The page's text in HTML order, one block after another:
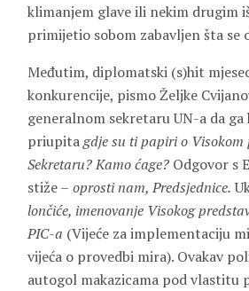
klimanjem glave ili nekim drugim
primijetio sobom zabavljen šta se
Međutim, diplomatski (s)hit
konkurencije, pismo Željke
generalnom sekretaru UN-a da ga
priupitagdje su ti papiri o Visokom
Sekretaru? Kamo ćage? Odgovor s
stiže – oprosti nam, Predsjednice.
lončiće, imenovanje Visokog
PIC-a (Vijeće za implementaciju
vijeća o provedbi mira). Ovakav
autogol makazicama pod vlastitu